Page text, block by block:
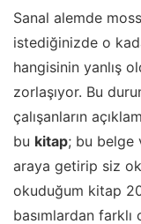
Sanal alemde
istediğinizde o
hangisinin yanlış
zorlaşıyor. Bu
çalışanların
bu kitap; bu belge
araya getirip siz
okuduğum kitap
basımlardan farklı